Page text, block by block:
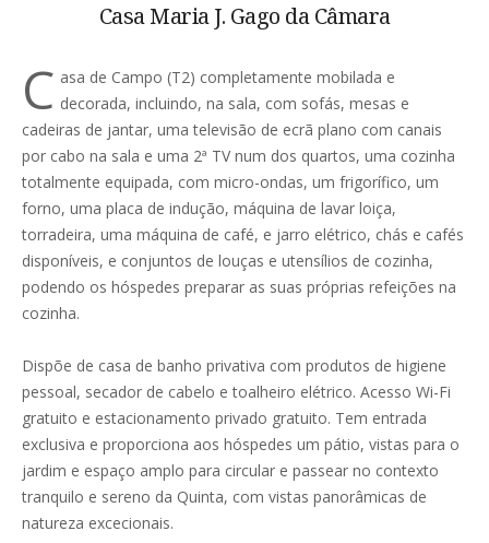
Casa Maria J. Gago da Câmara
C asa de Campo (T2) completamente mobilada e
decorada, incluindo, na sala, com sofás, mesas e
cadeiras de jantar, uma televisão de ecrã plano com canais
por cabo na sala e uma 2ª TV num dos quartos, uma cozinha
totalmente equipada, com micro-ondas, um frigorífico, um
forno, uma placa de indução, máquina de lavar loiça,
torradeira, uma máquina de café, e jarro elétrico, chás e cafés
disponíveis, e conjuntos de louças e utensílios de cozinha,
podendo os hóspedes preparar as suas próprias refeições na
cozinha.
Dispõe de casa de banho privativa com produtos de higiene
pessoal, secador de cabelo e toalheiro elétrico. Acesso Wi-Fi
gratuito e estacionamento privado gratuito. Tem entrada
exclusiva e proporciona aos hóspedes um pátio, vistas para o
jardim e espaço amplo para circular e passear no contexto
tranquilo e sereno da Quinta, com vistas panorâmicas de
natureza excecionais.